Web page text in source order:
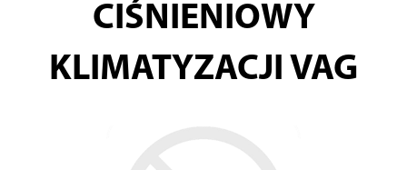
CIŚNIENIOWY
KLIMATYZACJI VAG